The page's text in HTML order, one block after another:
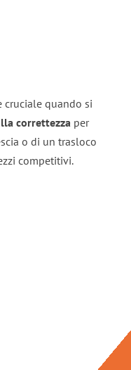
cruciale quando si
correttezza per
o di un trasloco
competitivi.